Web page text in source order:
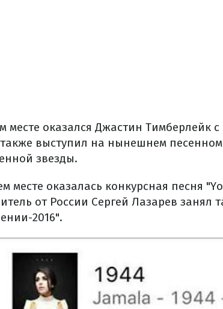
месте оказался Джастин Тимберлейк
выступил на нынешнем песенном
звезды.
месте оказалась конкурсная песня
от России Сергей Лазарев занял
2016".